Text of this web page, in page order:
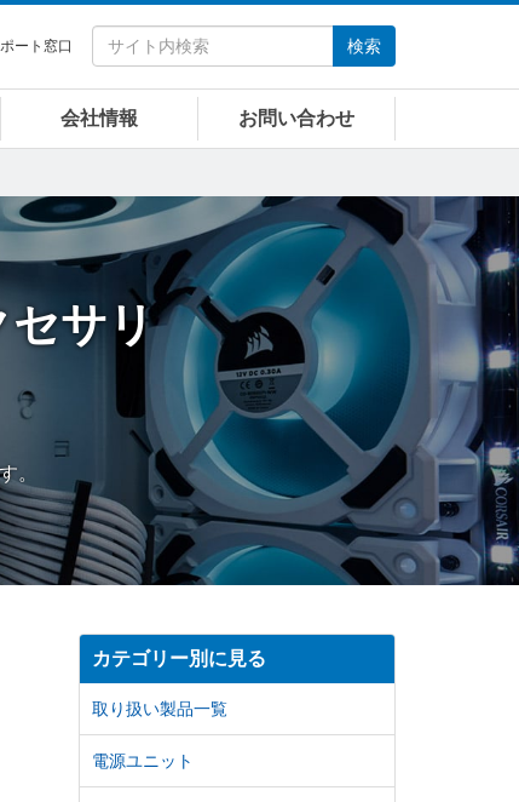
ート窓口 検索
会社情報 お問い合わせ
セサリ
。
カテゴリー別に見る
取り扱い製品一覧
電源ユニット